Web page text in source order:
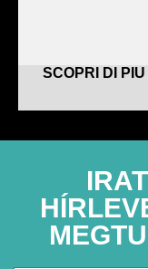
SCOPRI DI PIU